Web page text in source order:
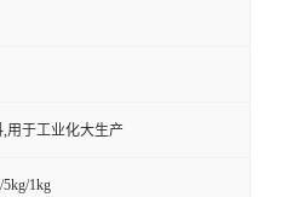
用于工业化大生产
5kg/1kg